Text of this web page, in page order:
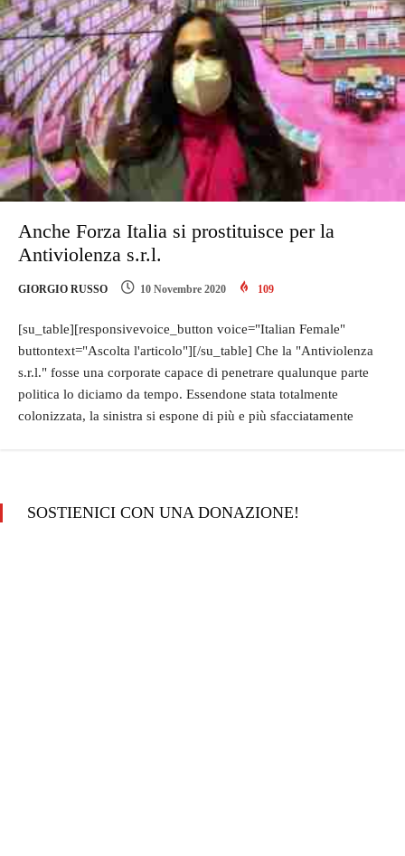
Anche Forza Italia si prostituisce per la
Antiviolenza s.r.l.
GIORGIO RUSSO 10 Novembre 2020 109
[su_table][responsivevoice_button voice="Italian Female"
buttontext="Ascolta l'articolo"][/su_table] Che la "Antiviolenza
s.r.l." fosse una corporate capace di penetrare qualunque parte
politica lo diciamo da tempo. Essendone stata totalmente
colonizzata, la sinistra si espone di più e più sfacciatamente
SOSTIENICI CON UNA DONAZIONE!